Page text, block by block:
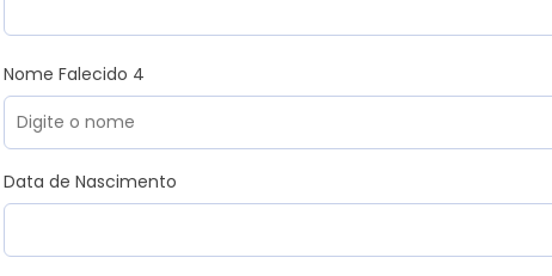
Nome Falecido 4
Data de Nascimento